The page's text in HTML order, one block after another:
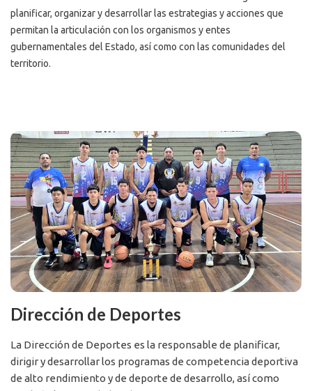
planificar, organizar y desarrollar las estrategias y acciones que
permitan la articulación con los organismos y entes
gubernamentales del Estado, así como con las comunidades del
territorio.
Dirección de Deportes
La Dirección de Deportes es la responsable de planificar,
dirigir y desarrollar los programas de competencia deportiva
de alto rendimiento y de deporte de desarrollo, así como